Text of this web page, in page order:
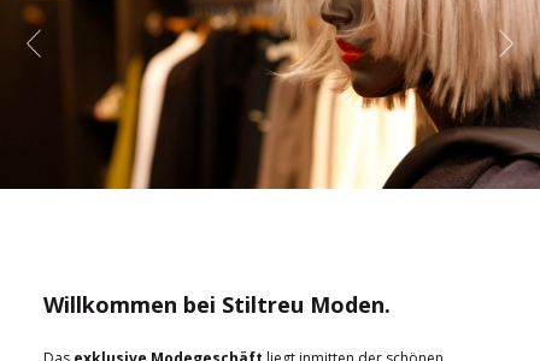
Willkommen bei Stiltreu Moden.